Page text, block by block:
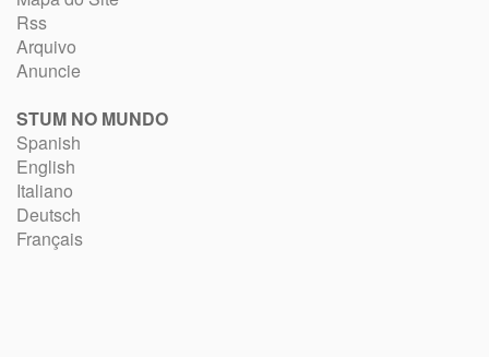
Rss
Arquivo
Anuncie
STUM NO MUNDO
Spanish
English
Italiano
Deutsch
Français